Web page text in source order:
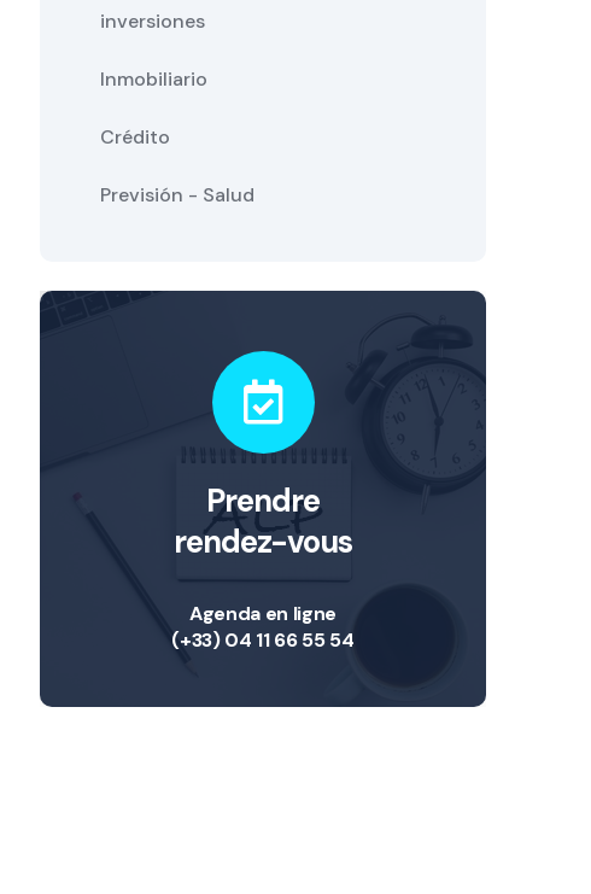
inversiones
Inmobiliario
Crédito
Previsión - Salud
Prendre
rendez-vous
Agenda en ligne
(+33) 04 11 66 55 54